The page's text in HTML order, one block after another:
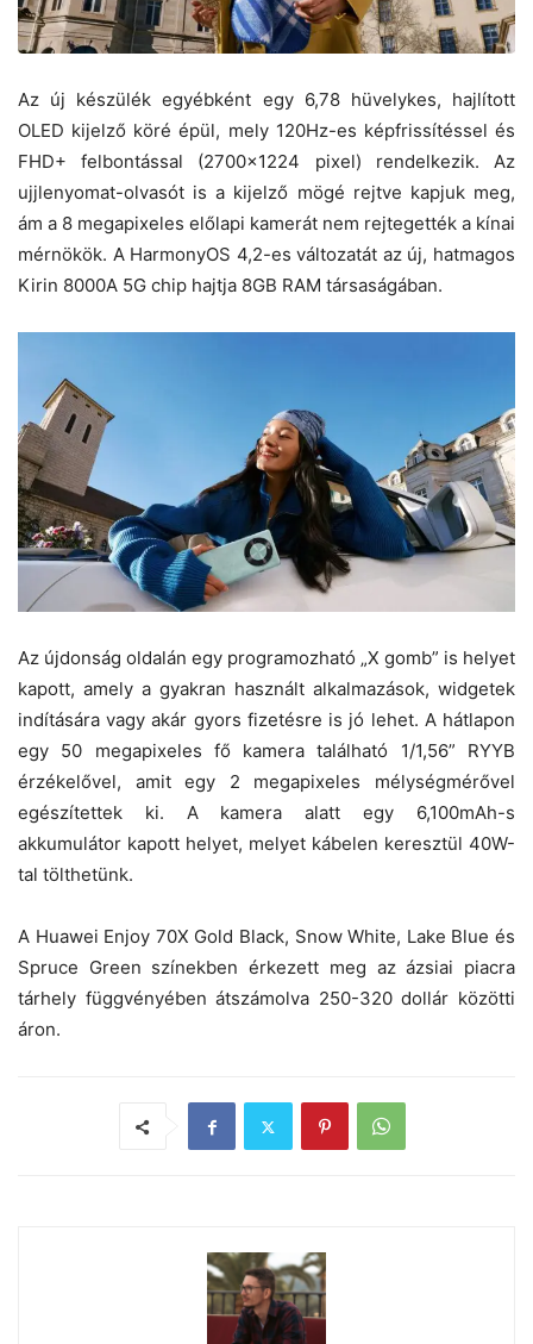
Az új készülék egyébként egy 6,78 hüvelykes, hajlított
OLED kijelző köré épül, mely 120Hz-es képfrissítéssel és
FHD+ felbontással (2700×1224 pixel) rendelkezik. Az
ujjlenyomat-olvasót is a kijelző mögé rejtve kapjuk meg,
ám a 8 megapixeles előlapi kamerát nem rejtegették a kínai
mérnökök. A HarmonyOS 4,2-es változatát az új, hatmagos
Kirin 8000A 5G chip hajtja 8GB RAM társaságában.
Az újdonság oldalán egy programozható „X gomb” is helyet
kapott, amely a gyakran használt alkalmazások, widgetek
indítására vagy akár gyors fizetésre is jó lehet. A hátlapon
egy 50 megapixeles fő kamera található 1/1,56” RYYB
érzékelővel, amit egy 2 megapixeles mélységmérővel
egészítettek ki. A kamera alatt egy 6,100mAh-s
akkumulátor kapott helyet, melyet kábelen keresztül 40W-
tal tölthetünk.
A Huawei Enjoy 70X Gold Black, Snow White, Lake Blue és
Spruce Green színekben érkezett meg az ázsiai piacra
tárhely függvényében átszámolva 250-320 dollár közötti
áron.